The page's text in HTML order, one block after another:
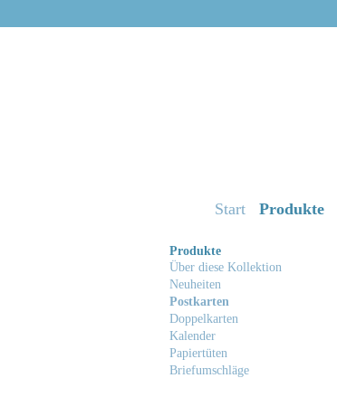
Start Produkte
Produkte
Über diese Kollektion
Neuheiten
Postkarten
Doppelkarten
Kalender
Papiertüten
Briefumschläge